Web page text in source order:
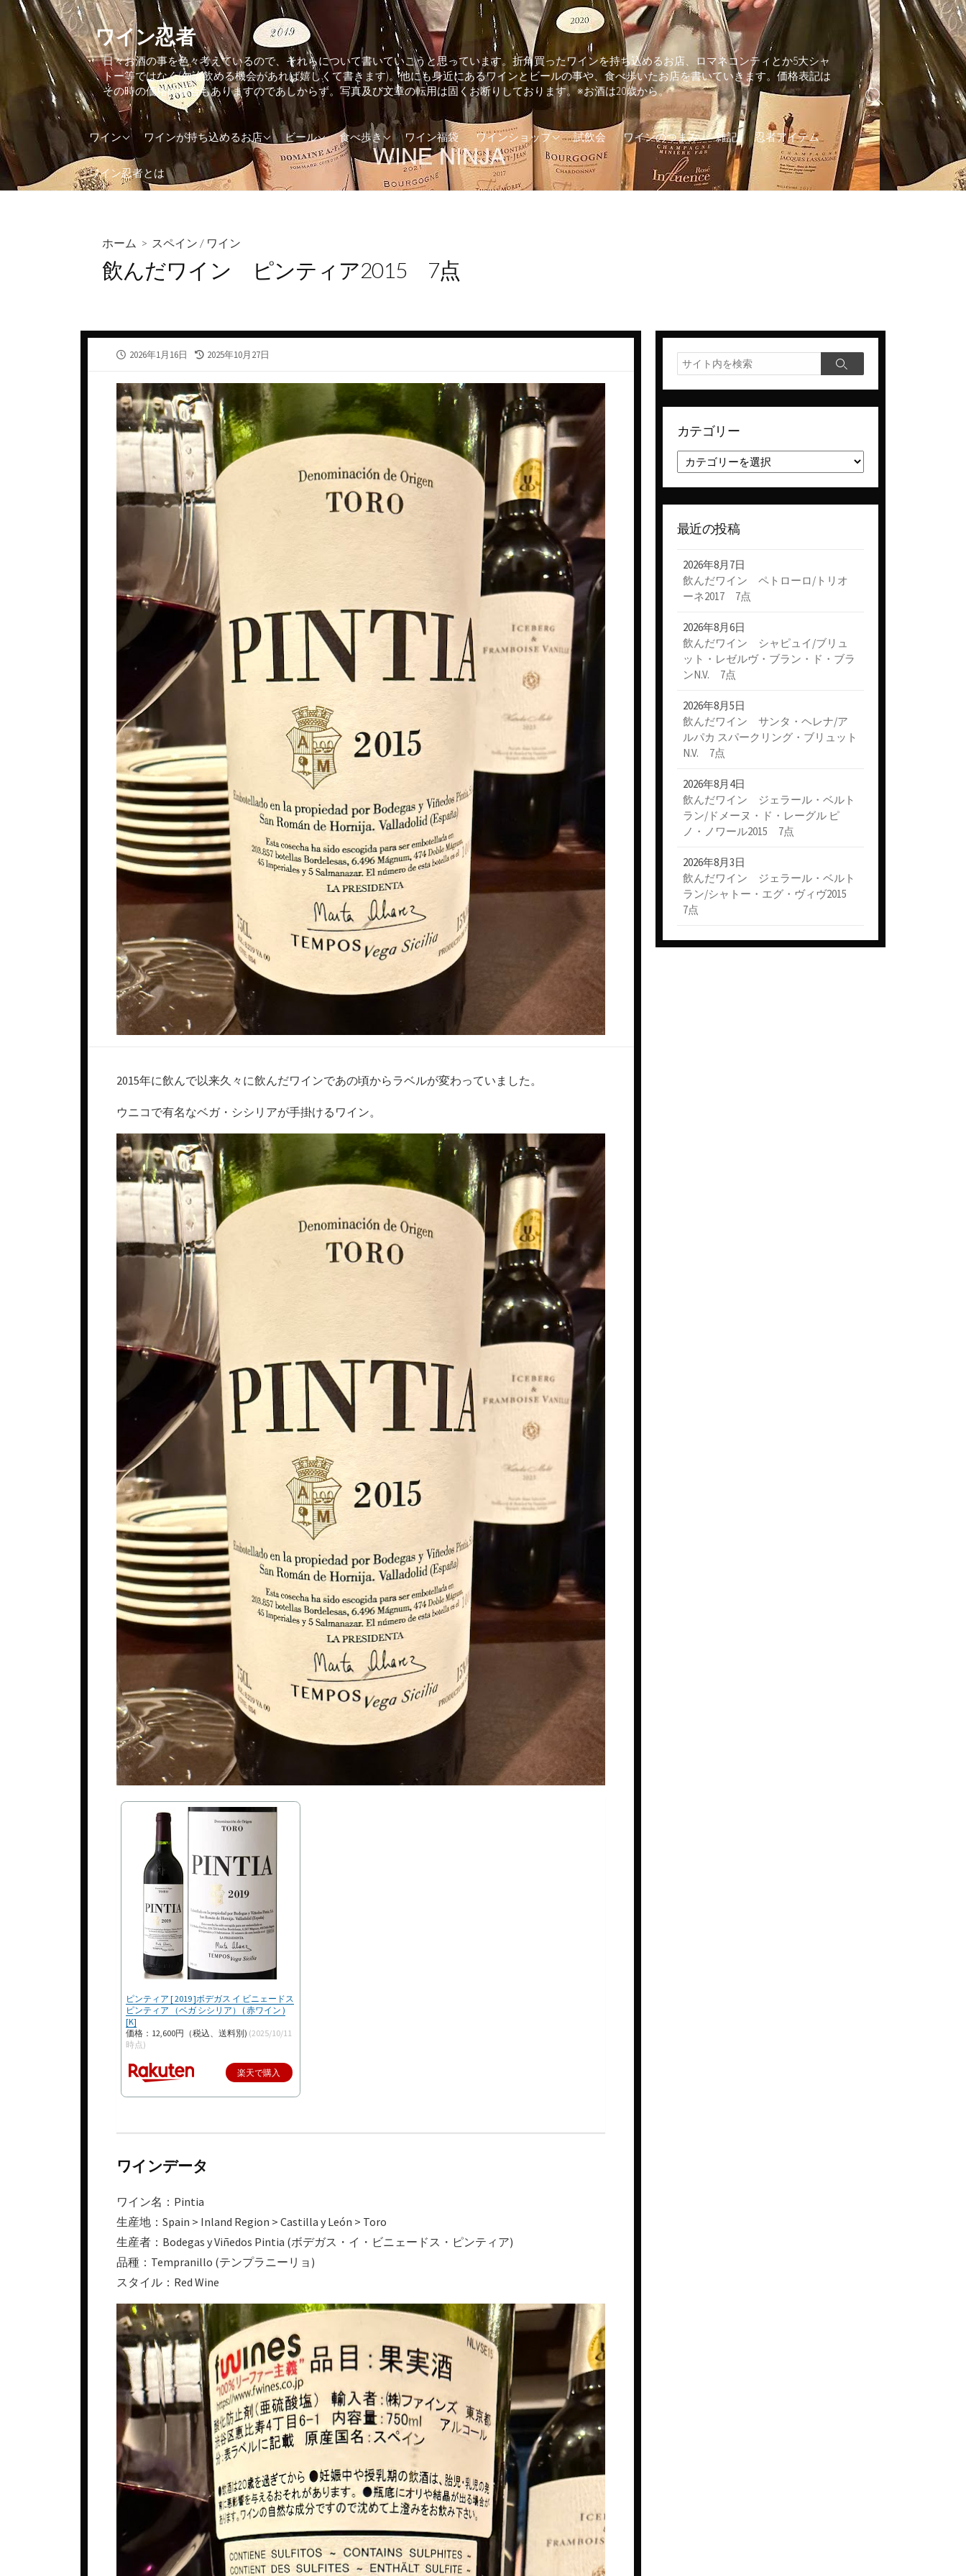
へ
ス
キ
ッ
プ
ワイン忍者
日々お酒の事を色々考えているので、それらについて書いていこうと思っています。折角買ったワインを持ち込めるお店、ロマネコンティとか5大シャ
トー等ではなく(勿論飲める機会があれば嬉しくて書きます)。他にも身近にあるワインとビールの事や、食べ歩いたお店を書いていきます。価格表記は
その時の価格の場合もありますのであしからず。写真及び文章の転用は固くお断りしております。※お酒は20歳から。
ワイン
アメリカ
アルゼンチン
イギリス(UK)
インド
ウクライナ
カナダ
シリア・アラブ共和国
ジョージア
スペイン
チェコ共和国
ニュージーランド
ハンガリー
コート・デュ・ローヌ
シャンパーニュ
ジュラ・サヴォワ
ブルゴーニュ
プロヴァンス
ボルドー
ラングドック・ルシヨン
ロワール
ベルギー
マケドニア
マルタ共和国
メキシコ
ルーマニア
ロシア
南アフリカ
ワインが持ち込めるお店
東京都
大阪府
神奈川県
ビール
アイルランド
アメリカ
イギリス(UK)
オーストラリア
スウェーデン
デンマーク
ドイツ
ニュージーランド
メキシコ
ロシア
中国
台湾
日本
韓国
食べ歩き
そば・うどん
とんかつ
イタリアン
カレー
スペイン料理
ビアバー
ビストロ・フレンチ
ワイン福袋 ワインショップ
兵庫県のワインショップ
東京都のワインショップ
試飲会 ワインのつまみ 雑記 忍者アイテム
ワイン忍者とは
検
索
切
り
替
え
ホーム > スペイン / ワイン
飲んだワイン ピンティア2015 7点
公
日
2026年1月16日
最
更
新
日
2025年10月27日
2015年に飲んで以来久々に飲んだワインであの頃からラベルが変わっていました。
ウニコで有名なベガ・シシリアが手掛けるワイン。
ピンティア [ 2019 ]ボデガス イ ビニェードス
ピンティア （ベガ シシリア） ( 赤ワイン )
[K]
価格：12,600円（税込、送料別) (2025/10/11
時点)
楽天で購入
ワインデータ
ワイン名：Pintia
生産地：Spain > Inland Region > Castilla y León > Toro
生産者：Bodegas y Viñedos Pintia (ボデガス・イ・ビニェードス・ピンティア)
品種：Tempranillo (テンプラニーリョ)
スタイル：Red Wine
検
索
検
カテゴリー
カ
テ
ゴ
リ
最近の投稿
2026年8月7日
飲んだワイン ペトローロ/トリオ
ーネ2017 7点
2026年8月6日
飲んだワイン シャピュイ/ブリュ
ット・レゼルヴ・ブラン・ド・ブラ
ンN.V. 7点
2026年8月5日
飲んだワイン サンタ・ヘレナ/ア
ルパカ スパークリング・ブリュット
N.V. 7点
2026年8月4日
飲んだワイン ジェラール・ベルト
ラン/ドメーヌ・ド・レーグル ピ
ノ・ノワール2015 7点
2026年8月3日
飲んだワイン ジェラール・ベルト
ラン/シャトー・エグ・ヴィヴ2015
7点